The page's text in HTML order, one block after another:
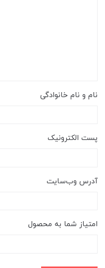
نام و نام خانوادگی
پست الکترونیک
آدرس وب‌سایت
امتیاز شما به محصول